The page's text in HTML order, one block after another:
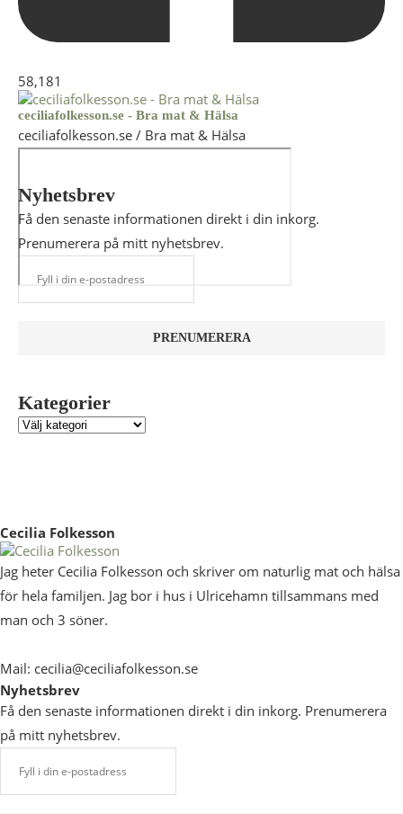
58,181
ceciliafolkesson.se - Bra mat & Hälsa
ceciliafolkesson.se / Bra mat & Hälsa
Nyhetsbrev
Få den senaste informationen direkt i din inkorg.
Prenumerera på mitt nyhetsbrev.
Kategorier
Cecilia Folkesson
Jag heter Cecilia Folkesson och skriver om naturlig mat och hälsa
för hela familjen. Jag bor i hus i Ulricehamn tillsammans med
man och 3 söner.
Mail: cecilia@ceciliafolkesson.se
Nyhetsbrev
Få den senaste informationen direkt i din inkorg. Prenumerera
på mitt nyhetsbrev.